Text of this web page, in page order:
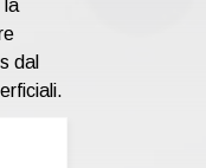
la
dal